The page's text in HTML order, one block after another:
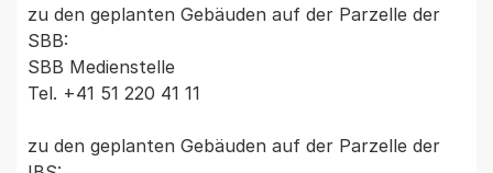
zu den geplanten Gebäuden auf der Parzelle der
SBB:
SBB Medienstelle
Tel. +41 51 220 41 11
zu den geplanten Gebäuden auf der Parzelle der